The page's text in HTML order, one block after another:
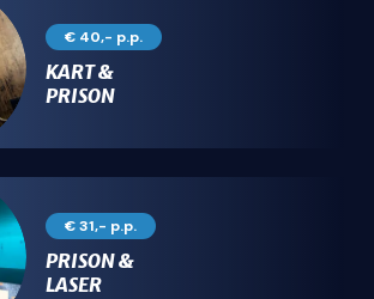
€ 40,- p.p.
KART &
PRISON
€ 31,- p.p.
PRISON &
LASER